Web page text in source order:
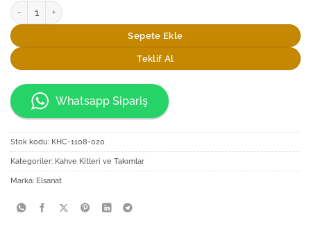
Elsanat Turkuaz Kahve İkram Seti adet
Sepete Ekle
Teklif Al
Whatsapp Sipariş
Stok kodu: KHC-1108-020
Kategoriler: Kahve Kitleri ve Takımlar
Marka: Elsanat